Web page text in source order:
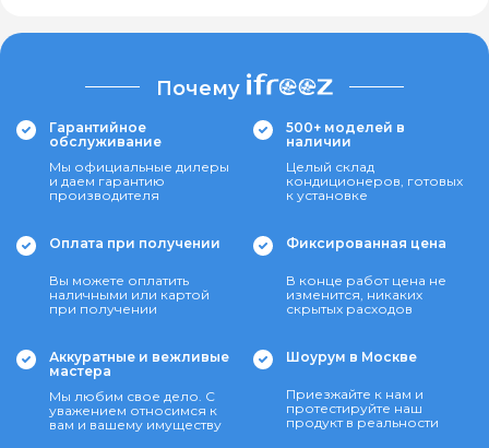
Почему
Гарантийное
обслуживание
Мы официальные дилеры
и даем гарантию
производителя
500+ моделей в
наличии
Целый склад
кондиционеров, готовых
к установке
Оплата при получении
Вы можете оплатить
наличными или картой
при получении
Фиксированная цена
В конце работ цена не
изменится, никаких
скрытых расходов
Аккуратные и вежливые
мастера
Мы любим свое дело. С
уважением относимся к
вам и вашему имуществу
Шоурум в Москве
Приезжайте к нам и
протестируйте наш
продукт в реальности